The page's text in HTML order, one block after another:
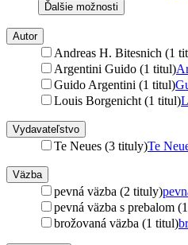
Ďalšie možnosti
Autor
Andreas H. Bitesnich (1
Argentini Guido (1 titul)
Guido Argentini (1 titul)
Louis Borgenicht (1 titul)
Vydavateľstvo
Te Neues (3 tituly)Te
Väzba
pevná väzba (2 tituly)
pevná väzba s prebalom
brožovaná väzba (1 titul)